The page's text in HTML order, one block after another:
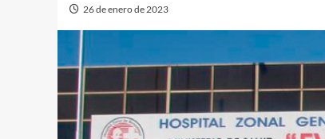
26 de enero de 2023